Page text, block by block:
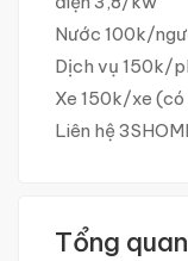
Nước 100k/
Dịch vụ 150k/
Xe 150k/xe
Liên hệ
Tổng quan